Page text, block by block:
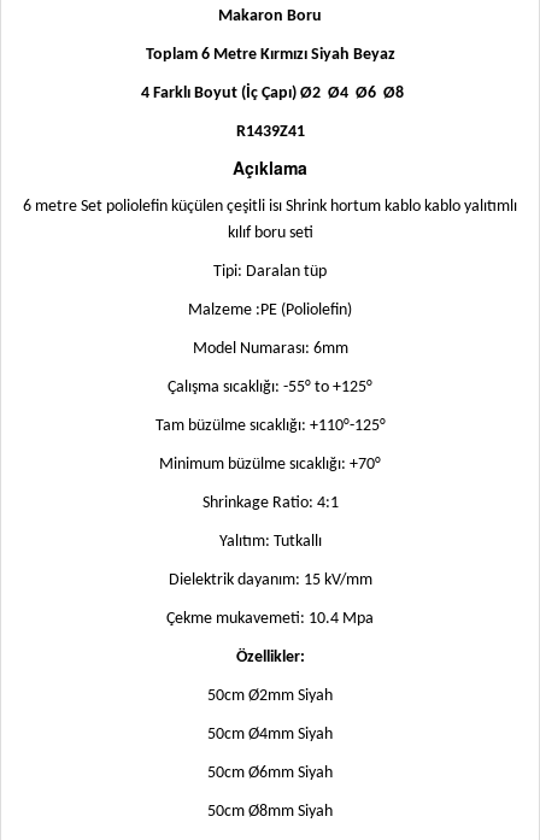
Makaron Boru
Toplam 6 Metre Kırmızı Siyah Beyaz
4 Farklı Boyut (İç Çapı) Ø2 Ø4 Ø6 Ø8
R1439Z41
Açıklama
6 metre Set poliolefin küçülen çeşitli isı Shrink hortum kablo kablo yalıtımlı
kılıf boru seti
Tipi: Daralan tüp
Malzeme :PE (Poliolefin)
Model Numarası: 6mm
Çalışma sıcaklığı: -55° to +125°
Tam büzülme sıcaklığı: +110°-125°
Minimum büzülme sıcaklığı: +70°
Shrinkage Ratio: 4:1
Yalıtım: Tutkallı
Dielektrik dayanım: 15 kV/mm
Çekme mukavemeti: 10.4 Mpa
Özellikler:
50cm Ø2mm Siyah
50cm Ø4mm Siyah
50cm Ø6mm Siyah
50cm Ø8mm Siyah